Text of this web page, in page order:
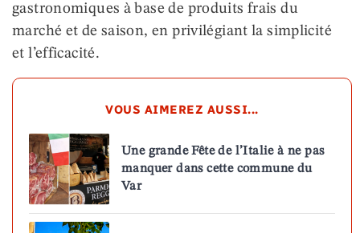
gastronomiques à base de produits frais du
marché et de saison, en privilégiant la simplicité
et l’efficacité.
VOUS AIMEREZ AUSSI...
Une grande Fête de l’Italie à ne pas
manquer dans cette commune du
Var